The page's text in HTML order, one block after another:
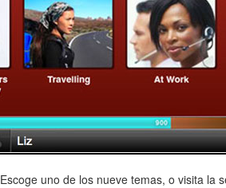
Escoge uno de los nueve temas, o visita la